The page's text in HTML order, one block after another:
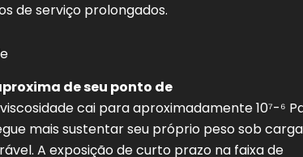
de serviço prolongados.
de seu ponto de
cai para aproximadamente 10⁷-⁶
mais sustentar seu próprio peso sob carga
A exposição de curto prazo na faixa de